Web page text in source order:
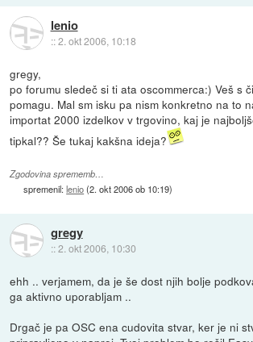
lenio
::2. okt 2006, 10:18
gregy,
po forumu sledeč si ti ata oscommerca:) Veš s
pomagu. Mal sm isku pa nism konkretno na to
importat 2000 izdelkov v trgovino, kaj je
tipkal?? Še tukaj kakšna ideja?
Zgodovina sprememb…
spremenil:lenio(2. okt 2006 ob 10:19)
gregy
::2. okt 2006, 10:30
ehh .. verjamem, da je še dost njih bolje
ga aktivno uporabljam ..
Drgač je pa OSC ena cudovita stvar, ker je ni